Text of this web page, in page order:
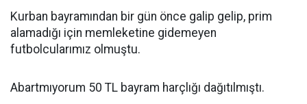
Kurban bayramından bir gün önce galip gelip, prim
alamadığı için memleketine gidemeyen
futbolcularımız olmuştu.
Abartmıyorum 50 TL bayram harçlığı dağıtılmıştı.